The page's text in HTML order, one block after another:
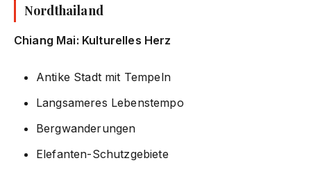
Nordthailand
Chiang Mai: Kulturelles Herz
Antike Stadt mit Tempeln
Langsameres Lebenstempo
Bergwanderungen
Elefanten-Schutzgebiete